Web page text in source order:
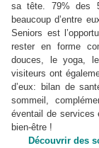
sa tête. 79% des
beaucoup d’entre
Seniors est
rester en forme
douces, le yoga,
visiteurs ont
d’eux: bilan de
sommeil,
éventail de services
bien-être !
Découvrir des